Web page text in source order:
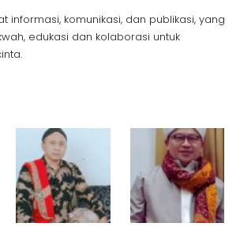
informasi, komunikasi, dan publikasi, yang
edukasi dan kolaborasi untuk